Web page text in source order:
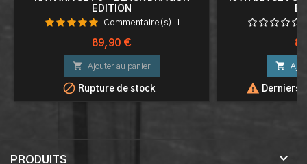
EDITION
Commentaire(s): 1
Prix
89,90 €
 Ajouter au panier
 Rupture de stock

 Derniers
PRODUITS 